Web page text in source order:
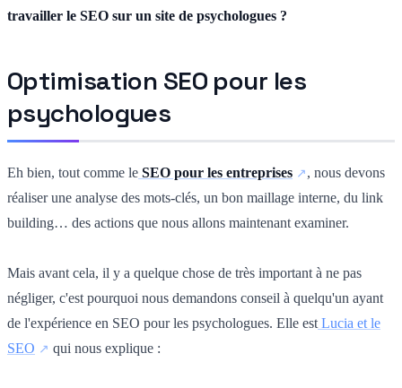
travailler le SEO sur un site de psychologues ?
Optimisation SEO pour les
psychologues
Eh bien, tout comme le SEO pour les entreprises
, nous devons
réaliser une analyse des mots-clés, un bon maillage interne, du link
building… des actions que nous allons maintenant examiner.
Mais avant cela, il y a quelque chose de très important à ne pas
négliger, c'est pourquoi nous demandons conseil à quelqu'un ayant
de l'expérience en SEO pour les psychologues. Elle est Lucia et le
SEO
qui nous explique :